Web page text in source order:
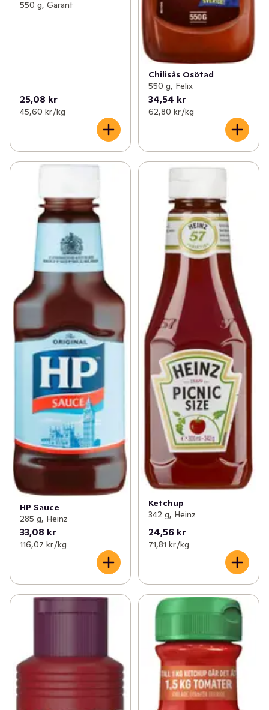
550 g, Garant
25,08 kr
45,60 kr /kg
Chilisås Osötad
550 g, Felix
34,54 kr
62,80 kr /kg
HP Sauce
285 g, Heinz
33,08 kr
116,07 kr /kg
Ketchup
342 g, Heinz
24,56 kr
71,81 kr /kg